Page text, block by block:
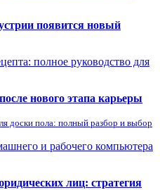
появится новый
полное руководство для
нового этапа карьеры
доски пола: полный разбор и выбор
и рабочего компьютера
лиц: стратегия